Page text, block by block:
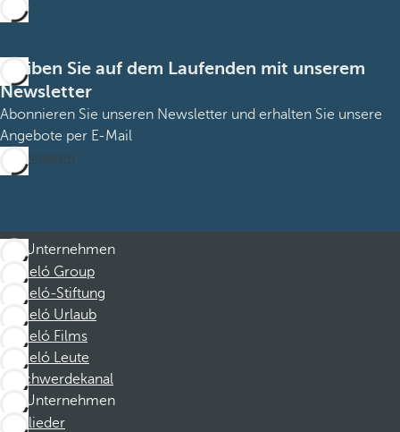
Bleiben Sie auf dem Laufenden mit unserem
Newsletter
Abonnieren Sie unseren Newsletter und erhalten Sie unsere
Angebote per E-Mail
Abonnieren
Unternehmen
Barceló Group
Barceló-Stiftung
Barceló Urlaub
Barceló Films
Barceló Leute
Beschwerdekanal
Unternehmen
Mitglieder